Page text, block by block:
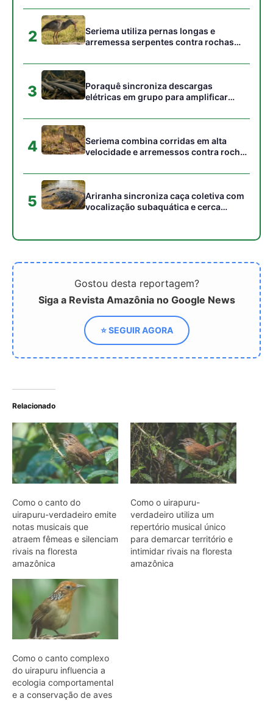
acumulados em sua pele
2
Seriema utiliza pernas longas e
arremessa serpentes contra rochas
campos
3
Poraquê sincroniza descargas
elétricas em grupo para amplificar
peixes maiores na Amazônia
4
Seriema combina corridas em alta
velocidade e arremessos contra rochas
no cerrado
5
Ariranha sincroniza caça coletiva com
vocalização subaquática e cerca
Gostou desta reportagem?
Siga a Revista Amazônia no Google News
⭐ SEGUIR AGORA
Relacionado
Como o canto do
uirapuru-verdadeiro emite
notas musicais que
atraem fêmeas e silenciam
rivais na floresta
amazônica
Como o uirapuru-
verdadeiro utiliza um
repertório musical único
para demarcar território e
intimidar rivais na floresta
amazônica
Como o canto complexo
do uirapuru influencia a
ecologia comportamental
e a conservação de aves